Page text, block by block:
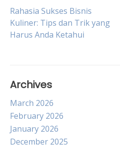
Post
navigation
Rahasia Sukses Bisnis
Kuliner: Tips dan Trik yang
Harus Anda Ketahui
Archives
March 2026
February 2026
January 2026
December 2025